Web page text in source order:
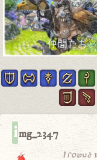
仲間たち
img_2347
I found